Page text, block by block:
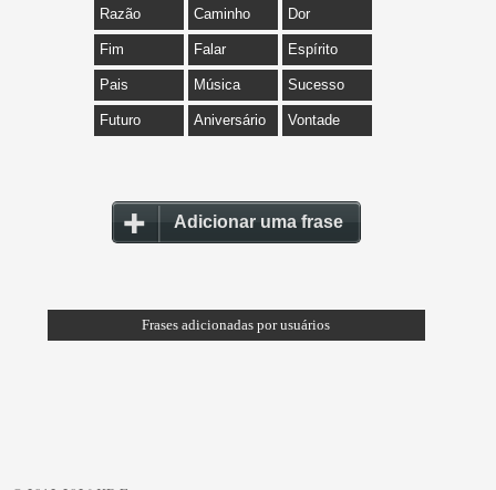
Razão Caminho Dor
Fim Falar Espírito
Pais Música Sucesso
Futuro Aniversário Vontade
Adicionar uma frase
Frases adicionadas por usuários